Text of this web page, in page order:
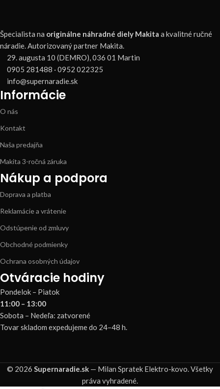
Špecialista na originálne náhradné diely Makita a kvalitné ručné
náradie. Autorizovaný partner Makita.
29. augusta 10 (DEMRO), 036 01 Martin
0905 281488 · 0952 022325
info@supernaradie.sk
Informácie
O nás
Kontakt
Naša predajňa
Makita 3-ročná záruka
Nákup a podpora
Doprava a platba
Reklamácie a vrátenie
Odstúpenie od zmluvy
Obchodné podmienky
Ochrana osobných údajov
Otváracie hodiny
Pondelok – Piatok
11:00 – 13:00
Sobota – Nedeľa: zatvorené
Tovar skladom expedujeme do 24–48 h.
© 2026 Supernaradie.sk — Milan Spratek Elektro-kovo. Všetky
práva vyhradené.